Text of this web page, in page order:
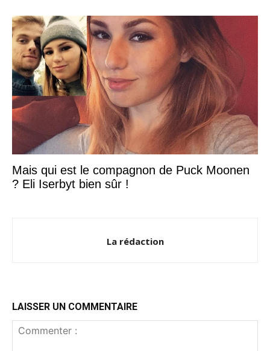
Mais qui est le compagnon de Puck Moonen
? Eli Iserbyt bien sûr !
La rédaction
LAISSER UN COMMENTAIRE